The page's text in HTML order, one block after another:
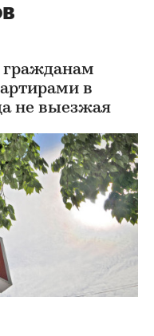
гражданам
в
не выезжая